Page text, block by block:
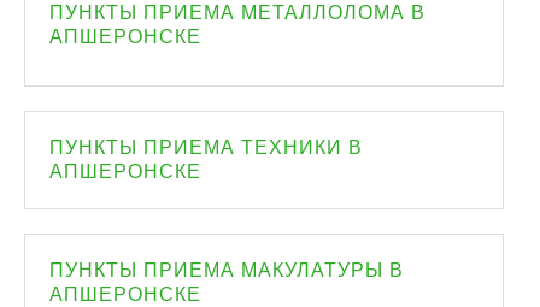
ПУНКТЫ ПРИЕМА МЕТАЛЛОЛОМА В
АПШЕРОНСКЕ
ПУНКТЫ ПРИЕМА ТЕХНИКИ В
АПШЕРОНСКЕ
ПУНКТЫ ПРИЕМА МАКУЛАТУРЫ В
АПШЕРОНСКЕ